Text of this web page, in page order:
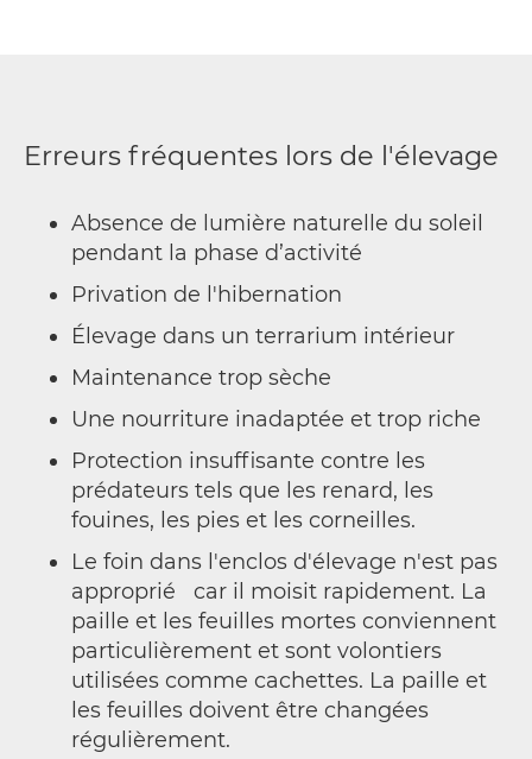
Erreurs fréquentes lors de l'élevage
Absence de lumière naturelle du soleil
pendant la phase d’activité
Privation de l'hibernation
Élevage dans un terrarium intérieur
Maintenance trop sèche
Une nourriture inadaptée et trop riche
Protection insuffisante contre les
prédateurs tels que les renard, les
fouines, les pies et les corneilles.
Le foin dans l'enclos d'élevage n'est pas
approprié car il moisit rapidement. La
paille et les feuilles mortes conviennent
particulièrement et sont volontiers
utilisées comme cachettes. La paille et
les feuilles doivent être changées
régulièrement.